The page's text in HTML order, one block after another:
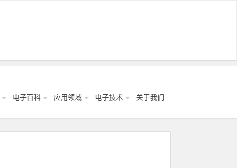
电子百科 应用领域 电子技术 关于我们